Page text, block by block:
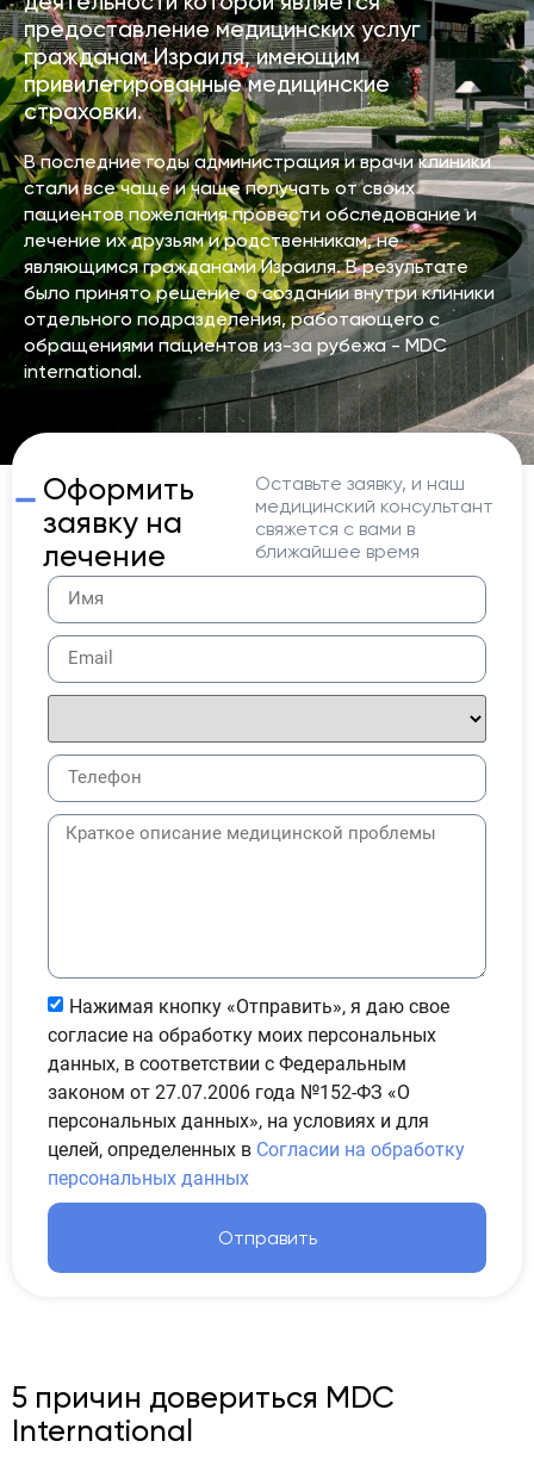
предоставление медицинских услуг
гражданам Израиля, имеющим
привилегированные медицинские
страховки.
В последние годы администрация и врачи клиники
стали все чаще и чаще получать от своих
пациентов пожелания провести обследование и
лечение их друзьям и родственникам, не
являющимся гражданами Израиля. В результате
было принято решение о создании внутри клиники
отдельного подразделения, работающего с
обращениями пациентов из-за рубежа - MDC
international.
Оформить
заявку на
лечение
Оставьте заявку, и наш
медицинский консультант
свяжется с вами в
ближайшее время
Нажимая кнопку «Отправить», я даю свое
согласие на обработку моих персональных
данных, в соответствии с Федеральным
законом от 27.07.2006 года №152-ФЗ «О
персональных данных», на условиях и для
целей, определенных в Согласии на обработку
персональных данных
Отправить
5 причин довериться MDC
International